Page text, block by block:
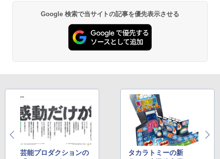
Google 検索で当サイトの記事を優先表示させる
芸能プロダクションの
タカラトミーの新